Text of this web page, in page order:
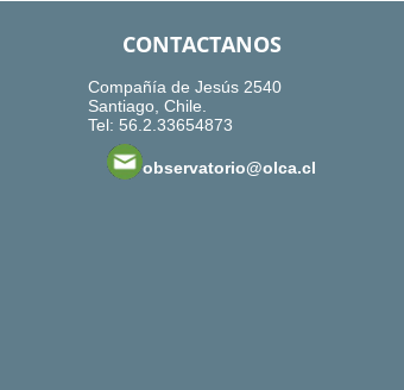
CONTACTANOS
Compañía de Jesús 2540
Santiago, Chile.
Tel: 56.2.33654873
observatorio@olca.cl